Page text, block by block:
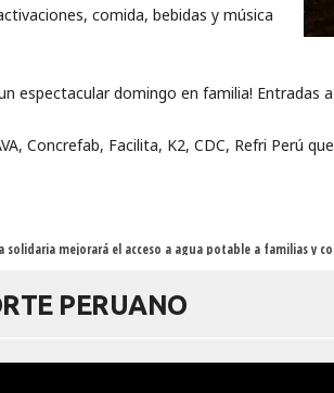
comida, bebidas y música
espectacular domingo en familia! Entradas
Concrefab, Facilita, K2, CDC, Refri Perú
solidaria mejorará el acceso a agua potable a familias y
PERUANO